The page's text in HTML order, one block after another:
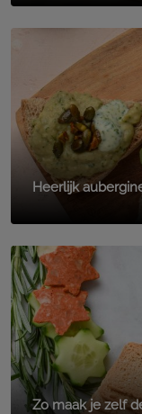
Heerlijk
Zo maak je zelf